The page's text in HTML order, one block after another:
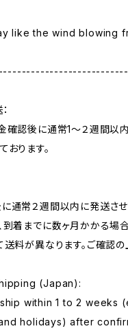
like the wind blowing
確認後に通常1〜２週間以
おります。
通常２週間以内に発送させ
到着までに数ヶ月かかる場
送料が異なります。ご確認の
(Japan):
within 1 to 2 weeks
holidays) after